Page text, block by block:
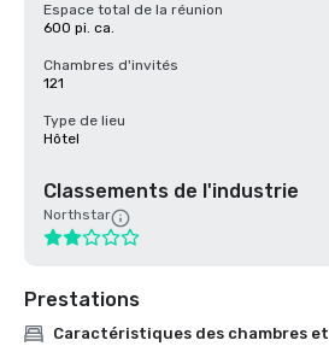
Espace total de la réunion
600 pi. ca.
Chambres d'invités
121
Type de lieu
Hôtel
Classements de l'industrie
Northstar
Prestations
Caractéristiques des chambres